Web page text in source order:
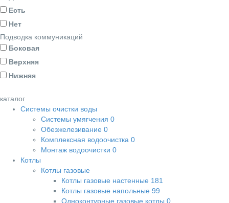
Есть
Нет
Подводка коммуникаций
Боковая
Верхняя
Нижняя
каталог
Системы очистки воды
Системы умягчения 0
Обезжелезивание 0
Комплексная водоочистка 0
Монтаж водоочистки 0
Котлы
Котлы газовые
Котлы газовые настенные 181
Котлы газовые напольные 99
Одноконтурные газовые котлы 0